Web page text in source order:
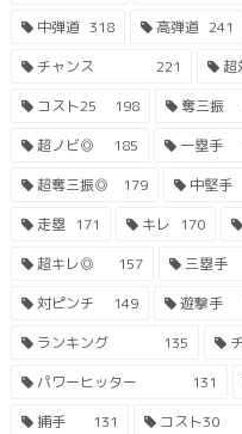
中弾道 318 高弾道 241
チャンス
221 超
コスト25
198 奪三振
超ノビ◎
185 一塁手
超奪三振◎
179 中堅手
走塁 171 キレ 170
超キレ◎
157 三塁手
対ピンチ
149 遊撃手
ランキング
135
パワーヒッター
131
捕手
131 コスト30